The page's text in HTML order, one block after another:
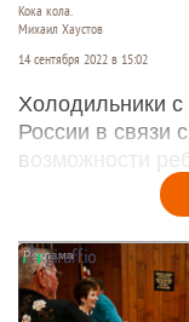
Кока кола.
Михаил Хаустов
14 сентября 2022 в 15:02
Холодильники
России в связи
возможности